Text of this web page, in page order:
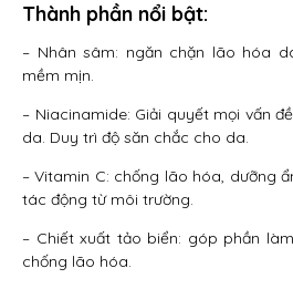
Thành phần nổi bật:
– Nhân sâm: ngăn chặn lão hóa
mềm mịn.
– Niacinamide: Giải quyết mọi vấn
da. Duy trì độ săn chắc cho da.
– Vitamin C: chống lão hóa, dưỡng
tác động từ môi trường.
– Chiết xuất tảo biển: góp phần
chống lão hóa.